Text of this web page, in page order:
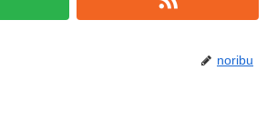
noribu